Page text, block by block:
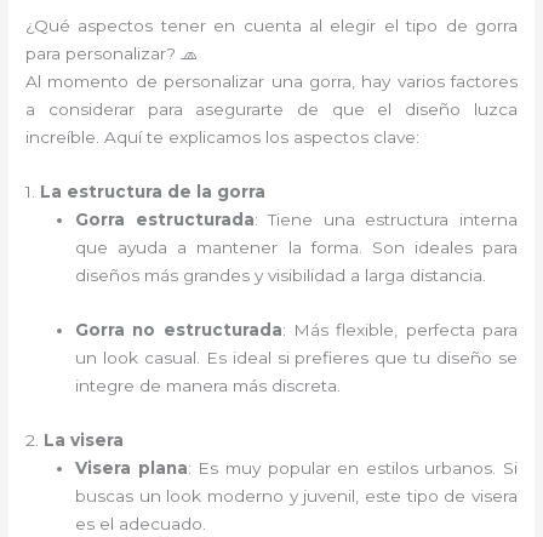
¿Qué aspectos tener en cuenta al elegir el tipo de gorra
para personalizar? 🧢
Al momento de personalizar una gorra, hay varios factores
a considerar para asegurarte de que el diseño luzca
increíble. Aquí te explicamos los aspectos clave:
1. La estructura de la gorra
Gorra estructurada: Tiene una estructura interna
que ayuda a mantener la forma. Son ideales para
diseños más grandes y visibilidad a larga distancia.
Gorra no estructurada: Más flexible, perfecta para
un look casual. Es ideal si prefieres que tu diseño se
integre de manera más discreta.
2. La visera
Visera plana: Es muy popular en estilos urbanos. Si
buscas un look moderno y juvenil, este tipo de visera
es el adecuado.